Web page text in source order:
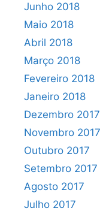
Junho 2018
Maio 2018
Abril 2018
Março 2018
Fevereiro 2018
Janeiro 2018
Dezembro 2017
Novembro 2017
Outubro 2017
Setembro 2017
Agosto 2017
Julho 2017